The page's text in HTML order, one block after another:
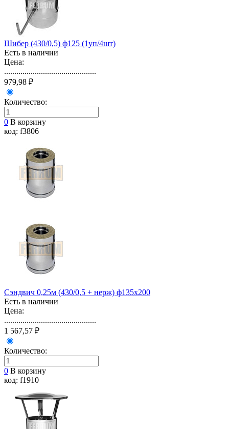
Шибер (430/0,5) ф125 (1уп/4шт)
Есть в наличии
Цена:
.............................................
979,98 ₽
Количество:
0 В корзину
код: f3806
Сэндвич 0,25м (430/0,5 + нерж) ф135х200
Есть в наличии
Цена:
.............................................
1 567,57 ₽
Количество:
0 В корзину
код: f1910